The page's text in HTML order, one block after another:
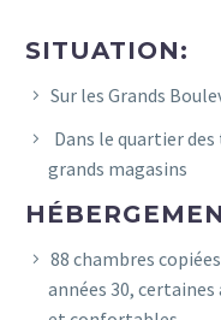
SITUATION:
Sur les Grands
Dans le quartier
grands magasins
88 chambres
années 30,